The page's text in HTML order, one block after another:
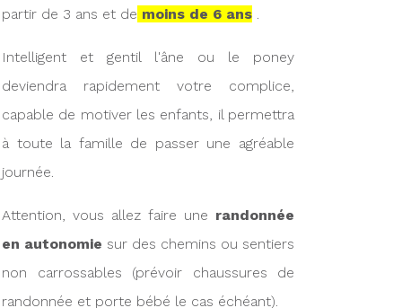
partir de 3 ans et de moins de 6 ans
Intelligent et gentil l'âne ou le poney
deviendra rapidement votre complice,
capable de motiver les enfants, il permettra
à toute la famille de passer une agréable
journée.
Attention, vous allez faire une randonnée
en autonomie sur des chemins ou sentiers
non carrossables (prévoir chaussures de
randonnée et porte bébé le cas échéant).